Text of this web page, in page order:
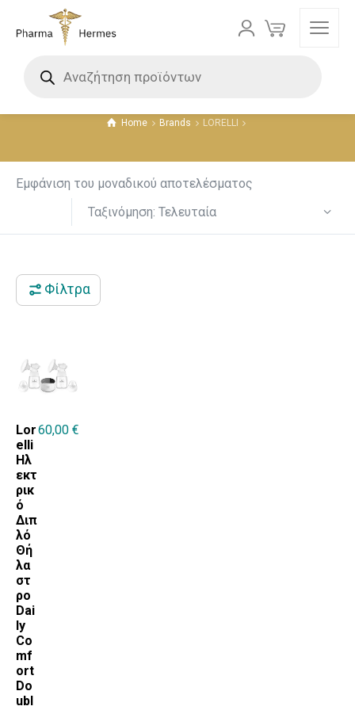
Home Brands LORELLI
Εμφάνιση του μοναδικού αποτελέσματος
Ταξινόμηση: Τελευταία
Φίλτρα
Lor
elli
Ηλ
εκτ
ρικ
ό
Διπ
λό
Θή
λα
στ
ρο
Dai
ly
Co
mf
ort
Do
ubl
60,00 €